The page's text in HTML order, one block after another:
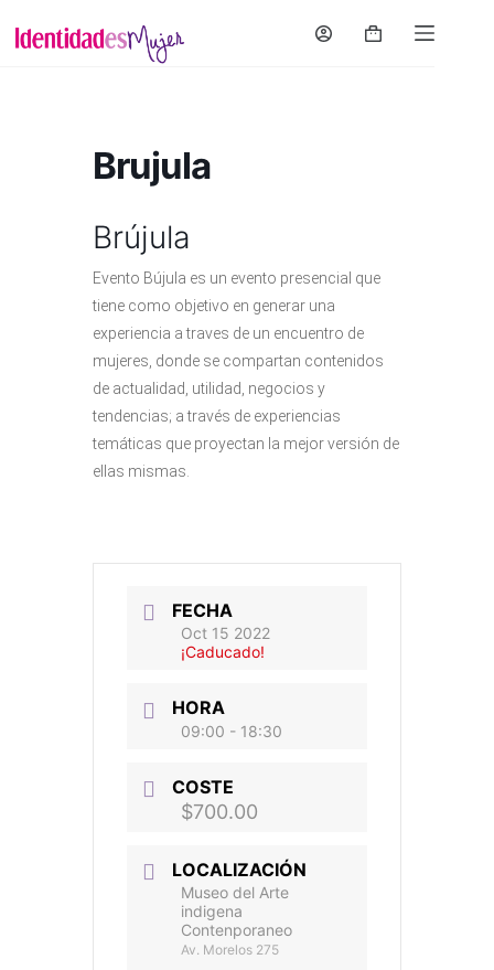
contenido
Carro
Brujula
Brújula
Evento Bújula es un evento presencial que
tiene como objetivo en generar una
experiencia a traves de un encuentro de
mujeres, donde se compartan contenidos
de actualidad, utilidad, negocios y
tendencias; a través de experiencias
temáticas que proyectan la mejor versión de
ellas mismas.
FECHA
Oct 15 2022
¡Caducado!
HORA
09:00 - 18:30
COSTE
$700.00
LOCALIZACIÓN
Museo del Arte
indigena
Contenporaneo
Av. Morelos 275